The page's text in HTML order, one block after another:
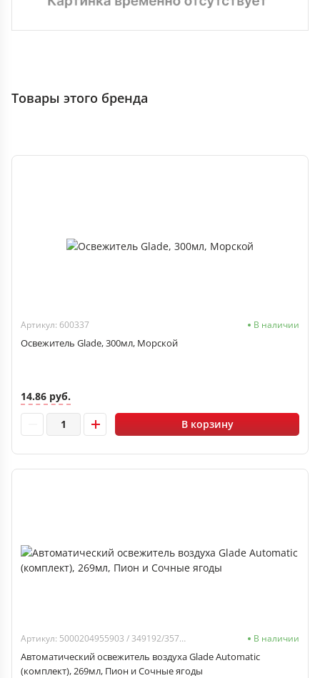
Товары этого бренда
Артикул: 600337 В наличии
Освежитель Glade, 300мл, Морской
14.86 руб.
В корзину
Артикул: 5000204955903 / 349192/357523/864991 В наличии
Автоматический освежитель воздуха Glade Automatic
(комплект), 269мл, Пион и Сочные ягоды